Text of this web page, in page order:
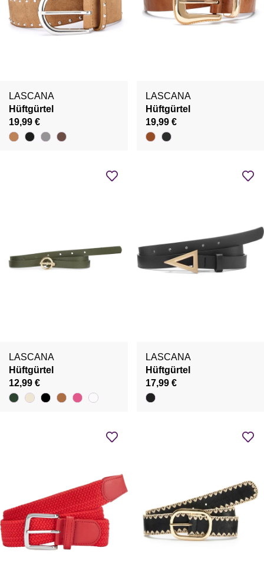
LASCANA
Hüftgürtel
19,99 €
LASCANA
Hüftgürtel
19,99 €
LASCANA
Hüftgürtel
12,99 €
LASCANA
Hüftgürtel
17,99 €